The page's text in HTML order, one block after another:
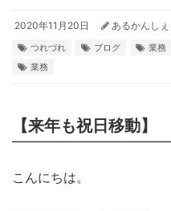
2020年11月20日 あるかんし
つれづれ ブログ 業務
業務
【来年も祝日移動】
こんにちは。